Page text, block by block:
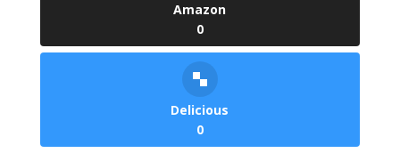
Amazon
0
Delicious
0